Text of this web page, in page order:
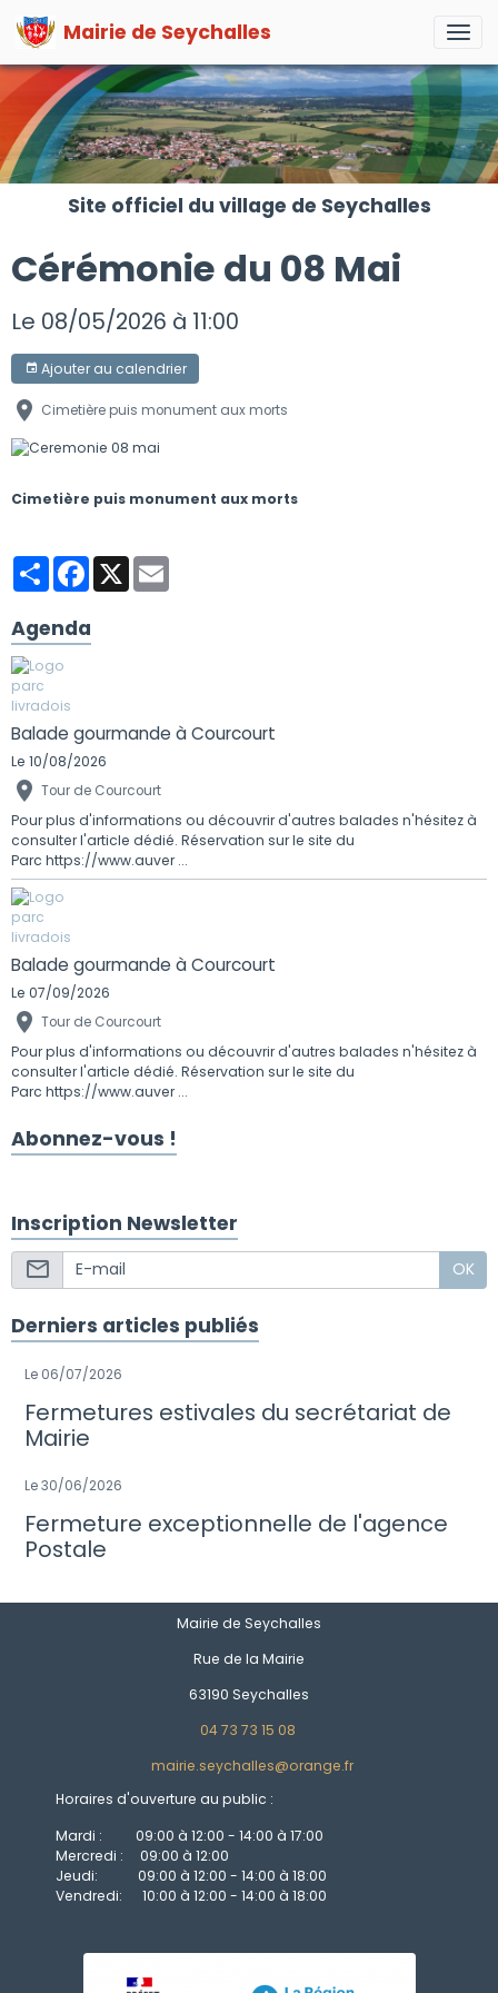
Mairie de Seychalles
Site officiel du village de Seychalles
Cérémonie du 08 Mai
Le 08/05/2026 à 11:00
Ajouter au calendrier
Cimetière puis monument aux morts
Cimetière puis monument aux morts
PartagerFacebook
X
Agenda
Balade gourmande à Courcourt
Le 10/08/2026
Tour de Courcourt
Pour plus d'informations ou découvrir d'autres balades n'hésitez à
consulter l'article dédié. Réservation sur le site du
Parc https://www.auver ...
Balade gourmande à Courcourt
Le 07/09/2026
Tour de Courcourt
Pour plus d'informations ou découvrir d'autres balades n'hésitez à
consulter l'article dédié. Réservation sur le site du
Parc https://www.auver ...
Abonnez-vous !
Inscription Newsletter
OK
Derniers articles publiés
Le 06/07/2026
Fermetures estivales du secrétariat de
Mairie
Le 30/06/2026
Fermeture exceptionnelle de l'agence
Postale
Mairie de Seychalles
Rue de la Mairie
63190 Seychalles
04 73 73 15 08
mairie.seychalles@orange.fr
Horaires d'ouverture au public :
Mardi : 09:00 à 12:00 - 14:00 à 17:00
Mercredi : 09:00 à 12:00
Jeudi: 09:00 à 12:00 - 14:00 à 18:00
Vendredi: 10:00 à 12:00 - 14:00 à 18:00